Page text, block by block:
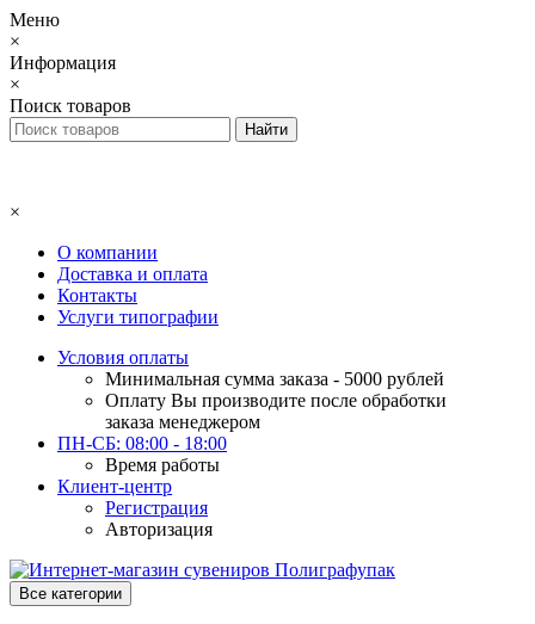
Меню
×
Информация
×
Поиск товаров
×
О компании
Доставка и оплата
Контакты
Услуги типографии
Условия оплаты
Минимальная сумма заказа - 5000 рублей
Оплату Вы производите после обработки
заказа менеджером
ПН-СБ: 08:00 - 18:00
Время работы
Клиент-центр
Регистрация
Авторизация
Все категории